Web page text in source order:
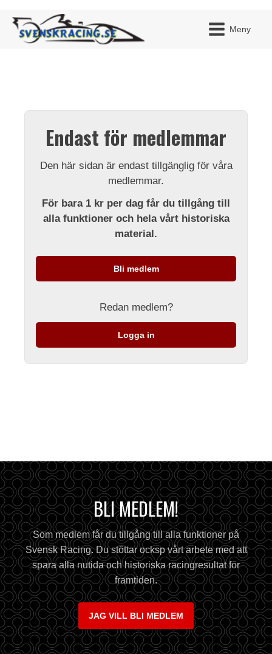
Meny
Endast för medlemmar
Den här sidan är endast tillgänglig för våra
medlemmar.
För bara 1 kr per dag får du tillgång till
alla funktioner och hela vårt historiska
material.
Bli medlem
Redan medlem?
Logga in
BLI MEDLEM!
Som medlem får du tillgång till alla funktioner på
Svensk Racing. Du stöttar ocksp vårt arbete med att
spara alla nutida och historiska racingresultat för
framtiden.
JAG VILL BLI MEDLEM